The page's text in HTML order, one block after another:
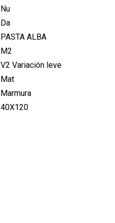
Nu
Da
PASTA ALBA
M2
V2 Variación leve
Mat
Marmura
40X120